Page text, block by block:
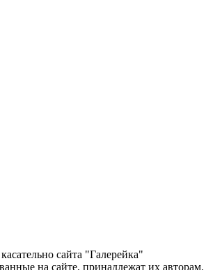
сайта "Галерейка"
на сайте, принадлежат их авторам.